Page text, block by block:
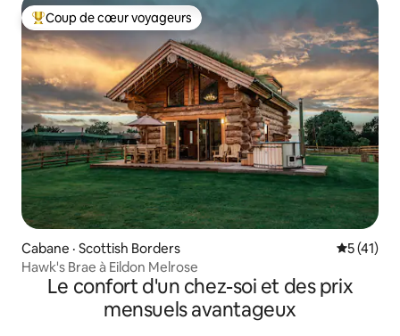
Coup de cœur voyageurs parmi les plus aimés
Coup de cœur voyageurs
Cabane · Scottish Borders Note
5 (41)
Hawk's Brae à Eildon Melrose
Le confort d'un chez-soi et des prix
mensuels avantageux